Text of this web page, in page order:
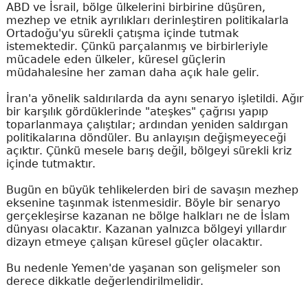
ABD ve İsrail, bölge ülkelerini birbirine düşüren,
mezhep ve etnik ayrılıkları derinleştiren politikalarla
Ortadoğu'yu sürekli çatışma içinde tutmak
istemektedir. Çünkü parçalanmış ve birbirleriyle
mücadele eden ülkeler, küresel güçlerin
müdahalesine her zaman daha açık hale gelir.
İran'a yönelik saldırılarda da aynı senaryo işletildi. Ağır
bir karşılık gördüklerinde "ateşkes" çağrısı yapıp
toparlanmaya çalıştılar; ardından yeniden saldırgan
politikalarına döndüler. Bu anlayışın değişmeyeceği
açıktır. Çünkü mesele barış değil, bölgeyi sürekli kriz
içinde tutmaktır.
Bugün en büyük tehlikelerden biri de savaşın mezhep
eksenine taşınmak istenmesidir. Böyle bir senaryo
gerçekleşirse kazanan ne bölge halkları ne de İslam
dünyası olacaktır. Kazanan yalnızca bölgeyi yıllardır
dizayn etmeye çalışan küresel güçler olacaktır.
Bu nedenle Yemen'de yaşanan son gelişmeler son
derece dikkatle değerlendirilmelidir.